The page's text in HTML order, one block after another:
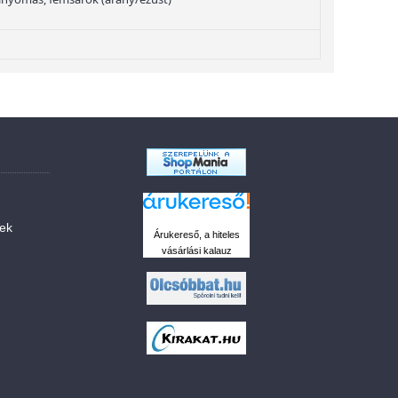
Árukereső, a hiteles
vásárlási kalauz